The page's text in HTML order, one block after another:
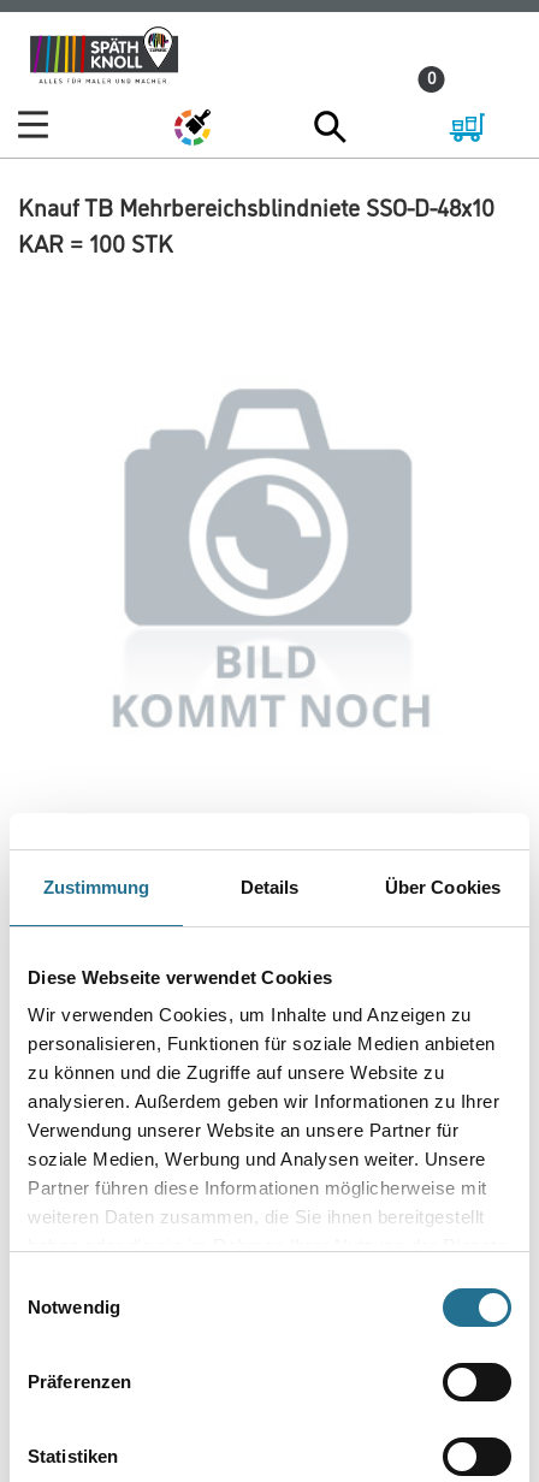
Zustimmung Details Über Cookies
Diese Webseite verwendet Cookies
Wir verwenden Cookies, um Inhalte und Anzeigen zu
personalisieren, Funktionen für soziale Medien anbieten
zu können und die Zugriffe auf unsere Website zu
analysieren. Außerdem geben wir Informationen zu Ihrer
Verwendung unserer Website an unsere Partner für
soziale Medien, Werbung und Analysen weiter. Unsere
Partner führen diese Informationen möglicherweise mit
weiteren Daten zusammen, die Sie ihnen bereitgestellt
Notwendig
Präferenzen
Statistiken
Zum
Inhalt
Zum
Navigationsmenü
0
Knauf TB Mehrbereichsblindniete SSO-D-48x10
KAR = 100 STK
Abbildung ähnlich
Knauf TB Mehrbereichsblindniete SSO-D-48x10 KAR = 100 STK
Umrechnungsfaktoren
ZUSATZINFOS
EAN